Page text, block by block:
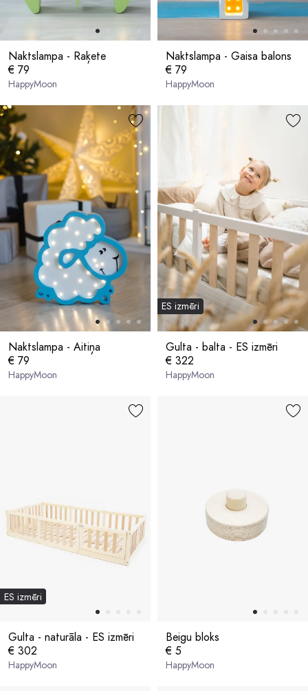
Naktslampa - Raķete
€ 79
HappyMoon
Naktslampa - Gaisa balons
€ 79
HappyMoon
Naktslampa - Aitiņa
€ 79
HappyMoon
ES izmēri
Gulta - balta - ES izmēri
€ 322
HappyMoon
ES izmēri
Gulta - naturāla - ES izmēri
€ 302
HappyMoon
Beigu bloks
€ 5
HappyMoon